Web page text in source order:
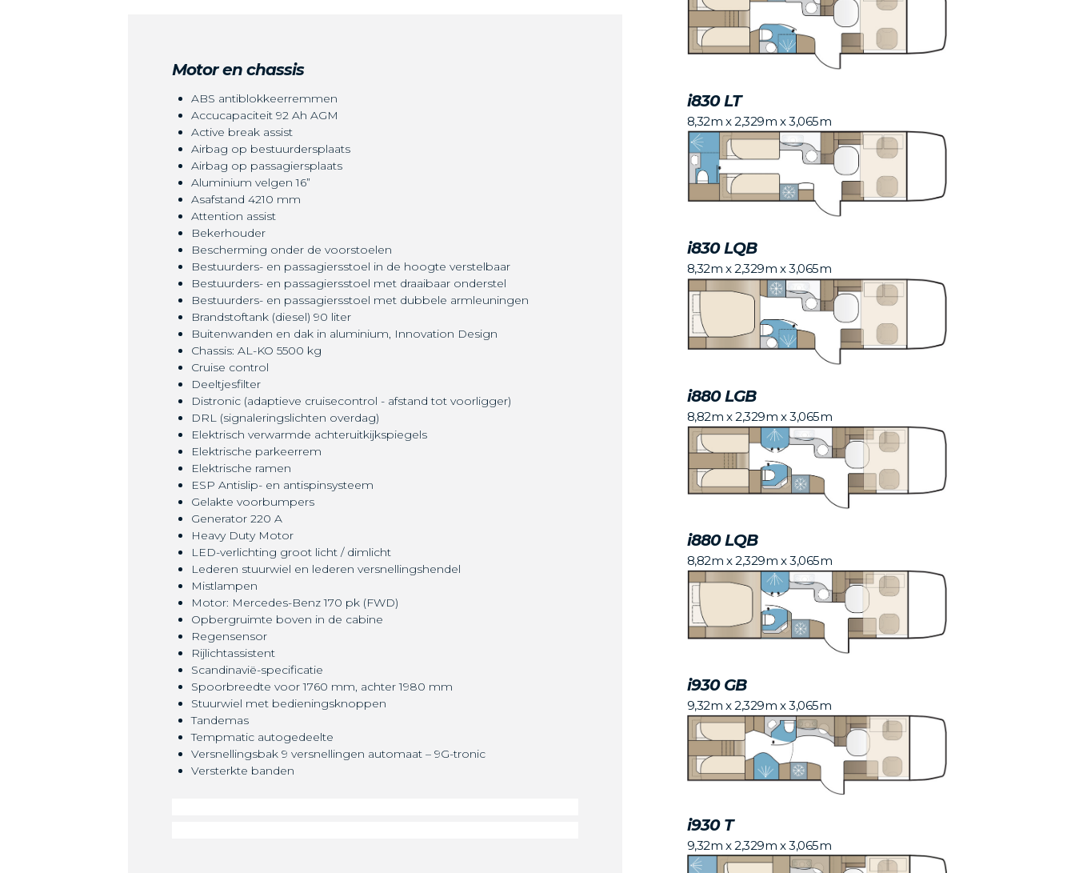
Motor en chassis
ABS antiblokkeerremmen
Accucapaciteit 92 Ah AGM
Active break assist
Airbag op bestuurdersplaats
Airbag op passagiersplaats
Aluminium velgen 16”
Asafstand 4210 mm
Attention assist
Bekerhouder
Bescherming onder de voorstoelen
Bestuurders- en passagiersstoel in de hoogte verstelbaar
Bestuurders- en passagiersstoel met draaibaar onderstel
Bestuurders- en passagiersstoel met dubbele armleuningen
Brandstoftank (diesel) 90 liter
Buitenwanden en dak in aluminium, Innovation Design
Chassis: AL-KO 5500 kg
Cruise control
Deeltjesfilter
Distronic (adaptieve cruisecontrol - afstand tot voorligger)
DRL (signaleringslichten overdag)
Elektrisch verwarmde achteruitkijkspiegels
Elektrische parkeerrem
Elektrische ramen
ESP Antislip- en antispinsysteem
Gelakte voorbumpers
Generator 220 A
Heavy Duty Motor
LED-verlichting groot licht / dimlicht
Lederen stuurwiel en lederen versnellingshendel
Mistlampen
Motor: Mercedes-Benz 170 pk (FWD)
Opbergruimte boven in de cabine
Regensensor
Rijlichtassistent
Scandinavië-specificatie
Spoorbreedte voor 1760 mm, achter 1980 mm
Stuurwiel met bedieningsknoppen
Tandemas
Tempmatic autogedeelte
Versnellingsbak 9 versnellingen automaat – 9G-tronic
Versterkte banden
i830 LT
8,32m x 2,329m x 3,065m
i830 LQB
8,32m x 2,329m x 3,065m
i880 LGB
8,82m x 2,329m x 3,065m
i880 LQB
8,82m x 2,329m x 3,065m
i930 GB
9,32m x 2,329m x 3,065m
i930 T
9,32m x 2,329m x 3,065m